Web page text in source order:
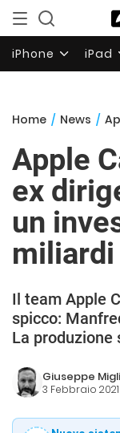
iPhone iPad
Home / News /
Apple
ex
un
miliardi
Il team Apple
spicco:
La produzione
Giuseppe
3 Febbraio 2021